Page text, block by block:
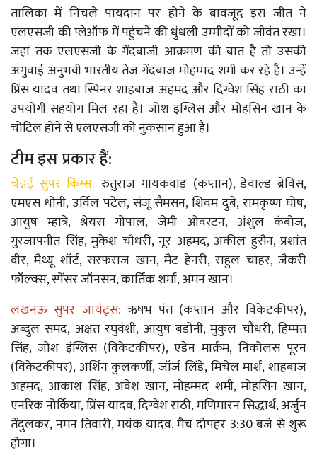
तालिका में निचले पायदान पर होने के बावजूद इस जीत ने
एलएसजी की प्लेऑफ में पहुंचने की धुंधली उम्मीदों को जीवंत रखा।
जहां तक ​​एलएसजी के गेंदबाजी आक्रमण की बात है तो उसकी
अगुवाई अनुभवी भारतीय तेज गेंदबाज मोहम्मद शमी कर रहे हैं। उन्हें
प्रिंस यादव तथा स्पिनर शाहबाज अहमद और दिग्वेश सिंह राठी का
उपयोगी सहयोग मिल रहा है। जोश इंग्लिस और मोहसिन खान के
चोटिल होने से एलएसजी को नुकसान हुआ है।
टीम इस प्रकार हैं:
चेन्नई सुपर किंग्स: रुतुराज गायकवाड़ (कप्तान), डेवाल्ड ब्रेविस,
एमएस धोनी, उर्विल पटेल, संजू सैमसन, शिवम दुबे, रामकृष्ण घोष,
आयुष म्हात्रे, श्रेयस गोपाल, जेमी ओवरटन, अंशुल कंबोज,
गुरजापनीत सिंह, मुकेश चौधरी, नूर अहमद, अकील हुसैन, प्रशांत
वीर, मैथ्यू शॉर्ट, सरफराज खान, मैट हेनरी, राहुल चाहर, जैकरी
फॉल्क्स, स्पेंसर जॉनसन, कार्तिक शर्मा, अमन खान।
लखनऊ सुपर जायंट्स: ऋषभ पंत (कप्तान और विकेटकीपर),
अब्दुल समद, अक्षत रघुवंशी, आयुष बडोनी, मुकुल चौधरी, हिम्मत
सिंह, जोश इंग्लिस (विकेटकीपर), एडेन मार्क्रम, निकोलस पूरन
(विकेटकीपर), अर्शिन कुलकर्णी, जॉर्ज लिंडे, मिचेल मार्श, शाहबाज
अहमद, आकाश सिंह, अवेश खान, मोहम्मद शमी, मोहसिन खान,
एनरिक नोर्किया, प्रिंस यादव, दिग्वेश राठी, मणिमारन सिद्धार्थ, अर्जुन
तेंदुलकर, नमन तिवारी, मयंक यादव. मैच दोपहर 3:30 बजे से शुरू
होगा।